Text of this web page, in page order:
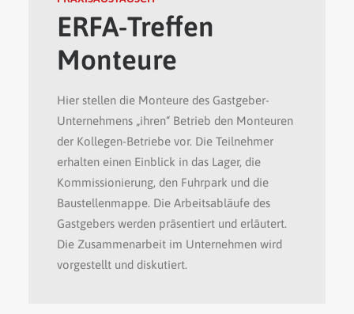
ERFA-Treffen
Monteure
Hier stellen die Monteure des Gastgeber-
Unternehmens „ihren“ Betrieb den Monteuren
der Kollegen-Betriebe vor. Die Teilnehmer
erhalten einen Einblick in das Lager, die
Kommissionierung, den Fuhrpark und die
Baustellenmappe. Die Arbeitsabläufe des
Gastgebers werden präsentiert und erläutert.
Die Zusammenarbeit im Unternehmen wird
vorgestellt und diskutiert.